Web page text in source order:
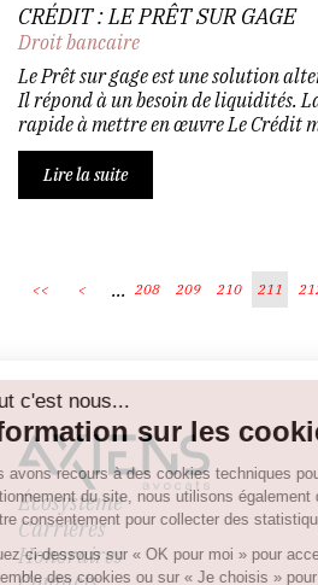
CRÉDIT : LE PRÊT SUR GAGE
Droit bancaire
Le Prêt sur gage est une solution
Il répond à un besoin de liquidités.
rapide à mettre en œuvre Le Crédit
Lire la suite
<< < ... 208 209 210 211
Écosystème
Carrières
Honoraires